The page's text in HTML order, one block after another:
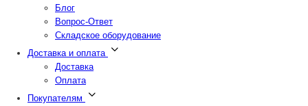
Блог
Вопрос-Ответ
Складское оборудование
Доставка и оплата
Доставка
Оплата
Покупателям